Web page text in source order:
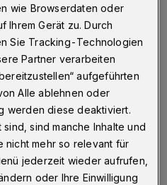
verkaufen längst nicht
Neben dem Laden in
heute Bestellungen
Marktplätze, Abholung im
Minute Lesezeit
wie Browserdaten oder
Ihrem Gerät zu. Durch
Sie Tracking-Technologien
Partner verarbeiten
aufgeführten
Alle ablehnen oder
werden diese deaktiviert.
sind manche Inhalte und
nicht mehr so relevant für
jederzeit wieder aufrufen,
oder Ihre Einwilligung